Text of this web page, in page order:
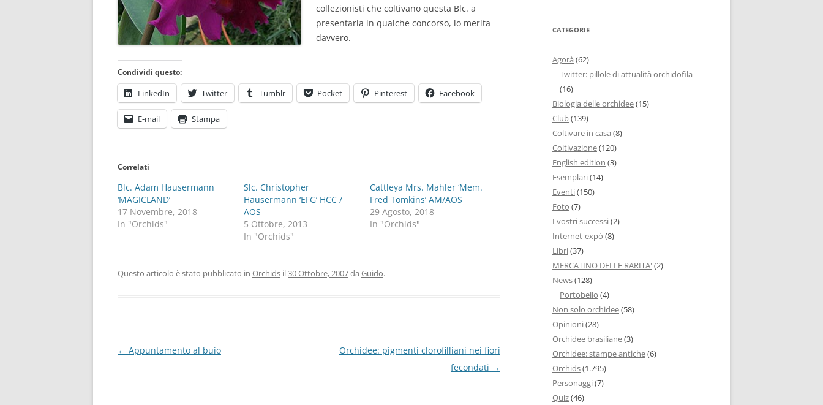
collezionisti che coltivano questa Blc. a
presentarla in qualche concorso, lo merita
davvero.
Condividi questo:
LinkedIn Twitter Tumblr Pocket Pinterest Facebook
E-mail Stampa
Correlati
Blc. Adam Hausermann
‘MAGICLAND’
17 Novembre, 2018
In "Orchids"
Slc. Christopher
Hausermann ‘EFG’ HCC /
AOS
5 Ottobre, 2013
In "Orchids"
Cattleya Mrs. Mahler ‘Mem.
Fred Tomkins’ AM/AOS
29 Agosto, 2018
In "Orchids"
Questo articolo è stato pubblicato in Orchids il30 Ottobre, 2007da Guido.
Navigazione
← Appuntamento al buio
Orchidee: pigmenti clorofilliani nei fiori
fecondati →
CATEGORIE
Agorà (62)
Twitter: pillole di attualità orchidofila
(16)
Biologia delle orchidee(15)
Club(139)
Coltivare in casa (8)
Coltivazione(120)
English edition (3)
Esemplari(14)
Eventi(150)
Foto (7)
I vostri successi(2)
Internet-expò (8)
Libri(37)
MERCATINO DELLE RARITA' (2)
News(128)
Portobello (4)
Non solo orchidee(58)
Opinioni(28)
Orchidee brasiliane(3)
Orchidee: stampe antiche(6)
Orchids(1.795)
Personaggi(7)
Quiz(46)